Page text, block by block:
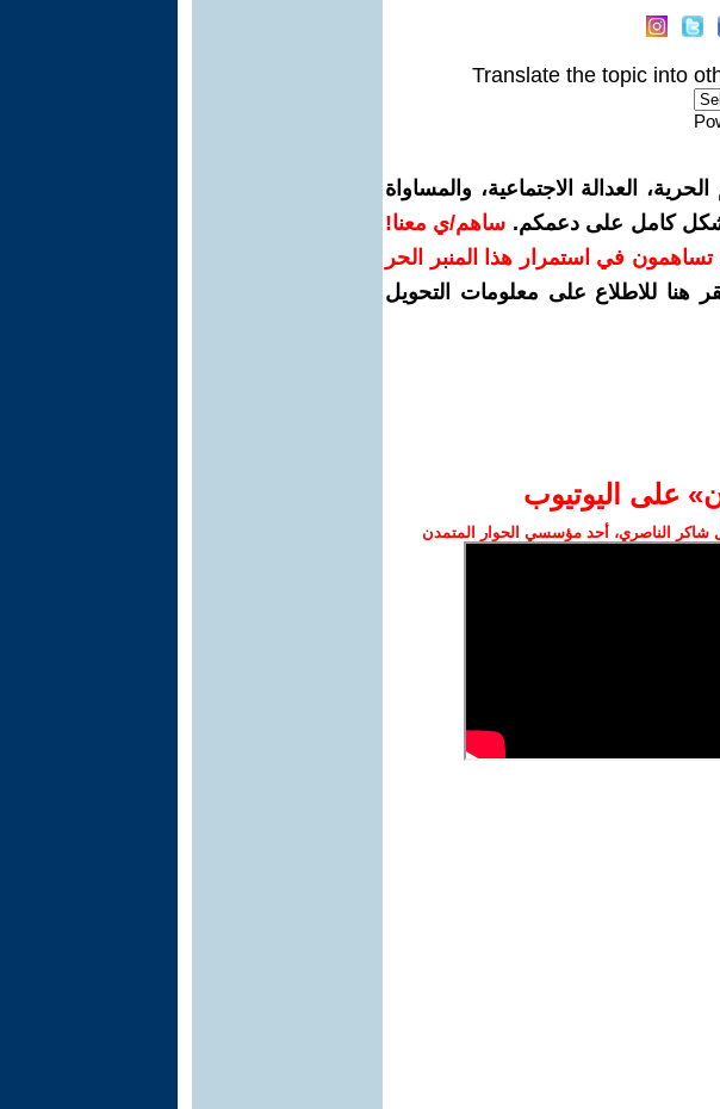
Translate the topic into
العدالة الاجتماعية، والمساواة
بشكل كامل على دعمكم. ساهم/ي معنا!
تساهمون في استمرار هذا المنبر الحر
هنا للاطلاع على معلومات التحويل
على اليوتيوب
شاكر الناصري، أحد مؤسسي الحوار المتمدن